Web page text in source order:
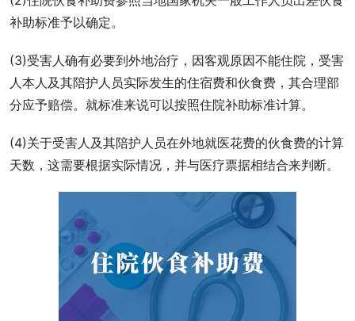
补助标准予以确定。
(3)受害人确有必要到外地治疗，因客观原因不能住院，受害
人本人及其陪护人员实际发生的住宿费和伙食费，其合理部
分应予赔偿。就标准来说可以按照住院补助标准计算。
(4)关于受害人及其陪护人员在外地就医花费的伙食费的计算
天数，这需要根据实际情况，并与医疗票据相结合来判断。